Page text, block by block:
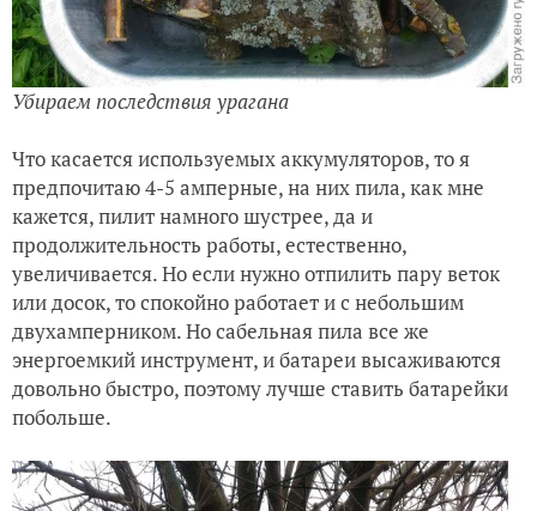
Убираем последствия урагана
Что касается используемых аккумуляторов, то я
предпочитаю 4-5 амперные, на них пила, как мне
кажется, пилит намного шустрее, да и
продолжительность работы, естественно,
увеличивается. Но если нужно отпилить пару веток
или досок, то спокойно работает и с небольшим
двухамперником. Но сабельная пила все же
энергоемкий инструмент, и батареи высаживаются
довольно быстро, поэтому лучше ставить батарейки
побольше.